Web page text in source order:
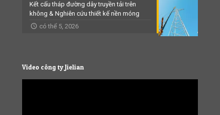
Kết cấu tháp đường dây truyền tải trên
không & Nghiên cứu thiết kế nền móng
có thể 5, 2026
Video công ty Jielian